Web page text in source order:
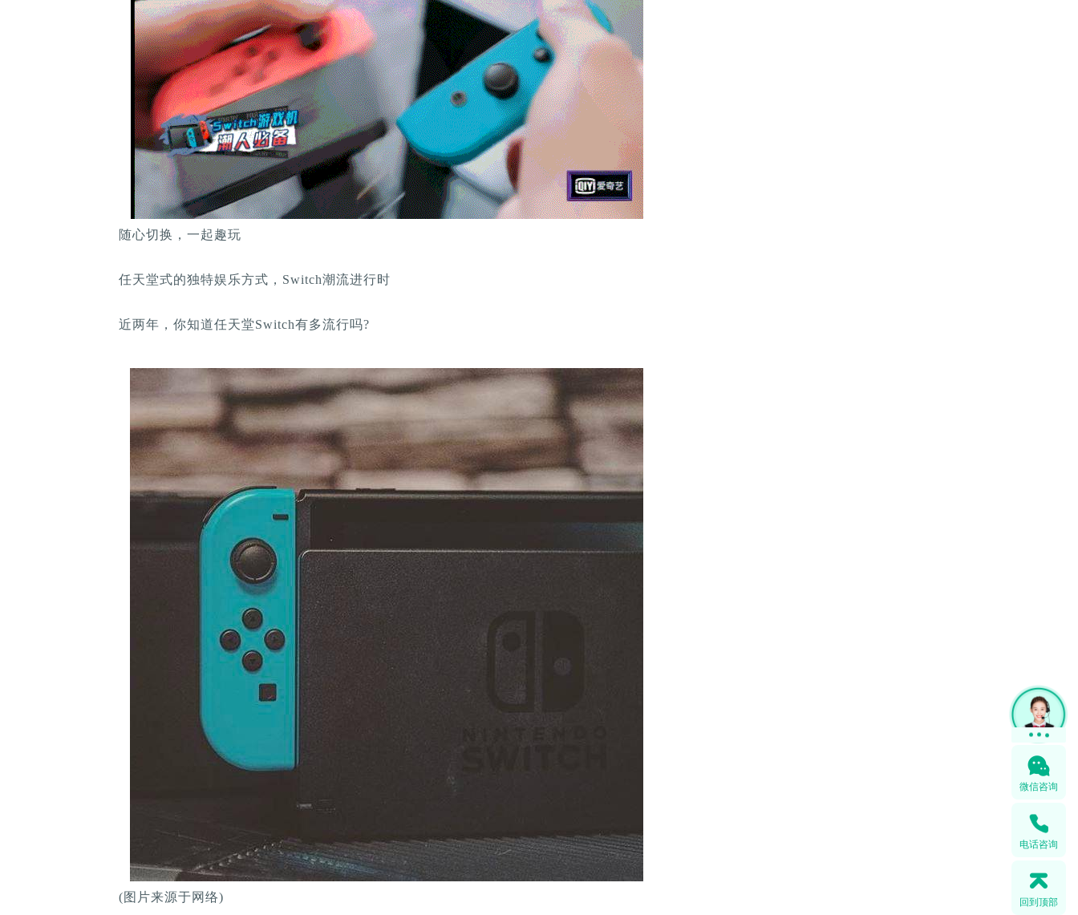
随心切换，一起趣玩
任天堂式的独特娱乐方式，Switch潮流进行时
近两年，你知道任天堂Switch有多流行吗?
(图片来源于网络)
1
微信咨询
电话咨询
回到顶部